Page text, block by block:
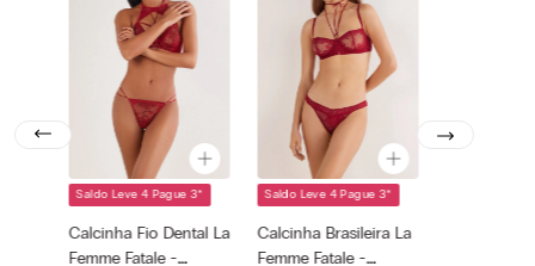
Cor selecionada
Vermelho -
9888 -
Saldo Leve 4 Pague 3*
Calcinha Fio Dental La
Femme Fatale -
Cor selecionada
Vermelho -
9888 -
Saldo Leve 4 Pague 3*
Calcinha Brasileira La
Femme Fatale -